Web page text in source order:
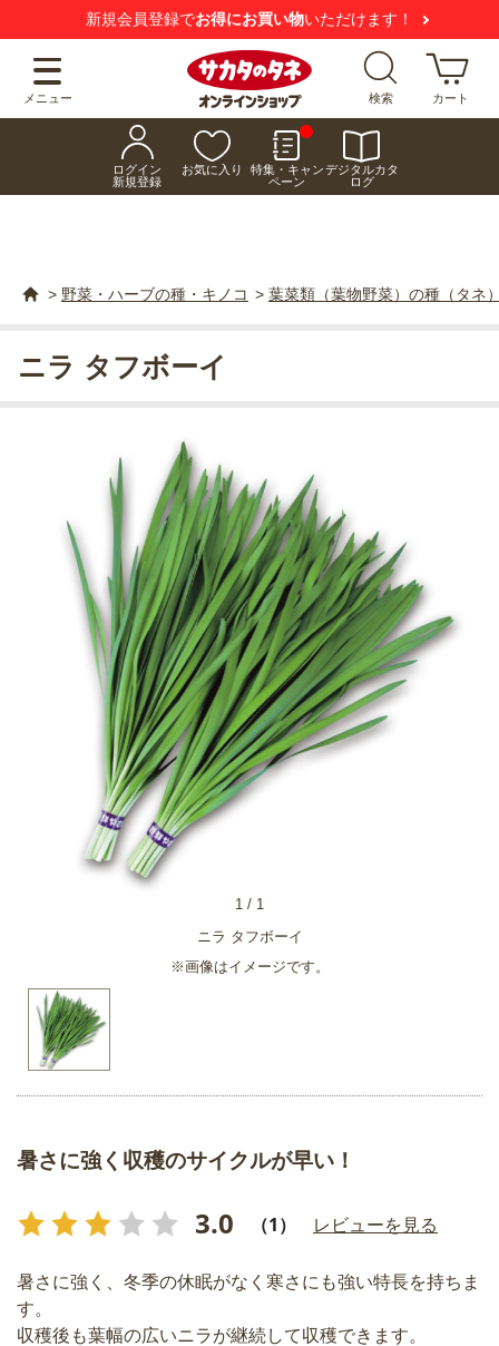
新規会員登録でお得にお買い物いただけます！
メニュー 検索 カート
ログイン
新規登録
お気に入り
特集・キャン
ペーン
デジタルカタ
ログ
> 野菜・ハーブの種・キノコ > 葉菜類（葉物野菜）の種（タネ
ニラ タフボーイ
※画像はイメージです。
1 / 1
ニラ タフボーイ
暑さに強く収穫のサイクルが早い！
3.0 （1） レビューを見る
暑さに強く、冬季の休眠がなく寒さにも強い特長を持ちま
す。
収穫後も葉幅の広いニラが継続して収穫できます。